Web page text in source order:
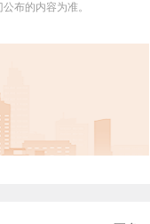
布的内容为准。